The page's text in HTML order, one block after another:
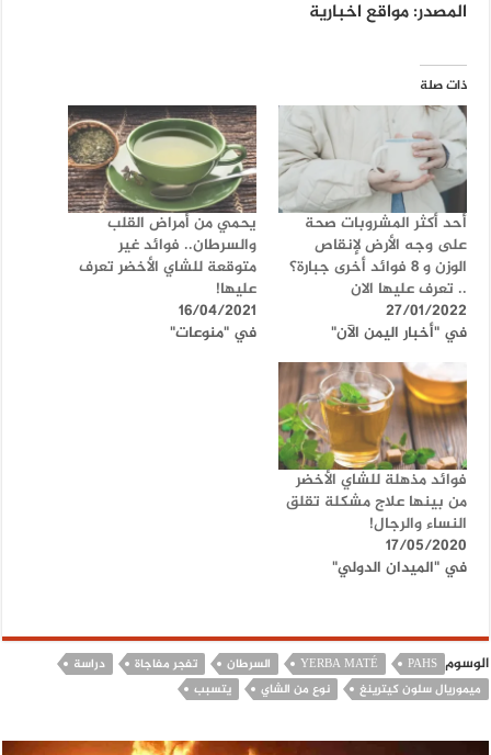
المصدر: مواقع اخبارية
ذات صلة
أحد أكثر المشروبات صحة
على وجه الأرض لإنقاص
الوزن و 8 فوائد أخرى جبارة؟
.. تعرف عليها الان
27/01/2022
في "أخبار اليمن الآن"
يحمي من أمراض القلب
والسرطان.. فوائد غير
متوقعة للشاي الأخضر تعرف
عليها!
16/04/2021
في "منوعات"
فوائد مذهلة للشاي الأخضر
من بينها علاج مشكلة تقلق
النساء والرجال!
17/05/2020
في "الميدان الدولي"
الوسوم PAHS
YERBA MATÉ السرطان تفجر مفاجاة
دراسة
ميموريال سلون كيترينغ
نوع من الشاي يتسبب